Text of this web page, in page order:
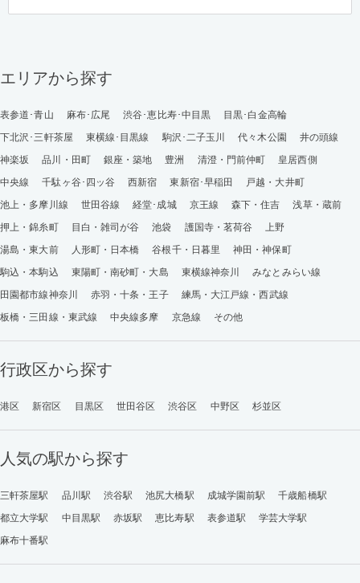
エリアから探す
表参道･青山 麻布･広尾 渋谷･恵比寿･中目黒
目黒･白金高輪
下北沢･三軒茶屋
東横線･目黒線 駒沢･二子玉川 代々木公園
井の頭線
神楽坂
品川・田町 銀座・築地 豊洲 清澄・門前仲町
皇居西側
中央線
千駄ヶ谷･四ッ谷 西新宿 東新宿･早稲田
戸越・大井町
池上・多摩川線
世田谷線 経堂･成城 京王線 森下・住吉
浅草・蔵前
押上・錦糸町
目白・雑司が谷 池袋 護国寺・茗荷谷
上野
湯島・東大前
人形町・日本橋 谷根千・日暮里
神田・神保町
駒込・本駒込
東陽町・南砂町・大島 東横線神奈川
みなとみらい線
田園都市線神奈川
赤羽・十条・王子
練馬・大江戸線・西武線
板橋・三田線・東武線
中央線多摩 京急線 その他
行政区から探す
港区 新宿区 目黒区 世田谷区 渋谷区 中野区 杉並区
人気の駅から探す
三軒茶屋駅 品川駅 渋谷駅 池尻大橋駅 成城学園前駅
千歳船橋駅
都立大学駅
中目黒駅 赤坂駅 恵比寿駅 表参道駅
学芸大学駅
麻布十番駅